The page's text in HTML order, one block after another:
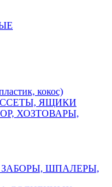
кокос)
ЯЩИКИ
ХОЗТОВАРЫ,
ШПАЛЕРЫ,